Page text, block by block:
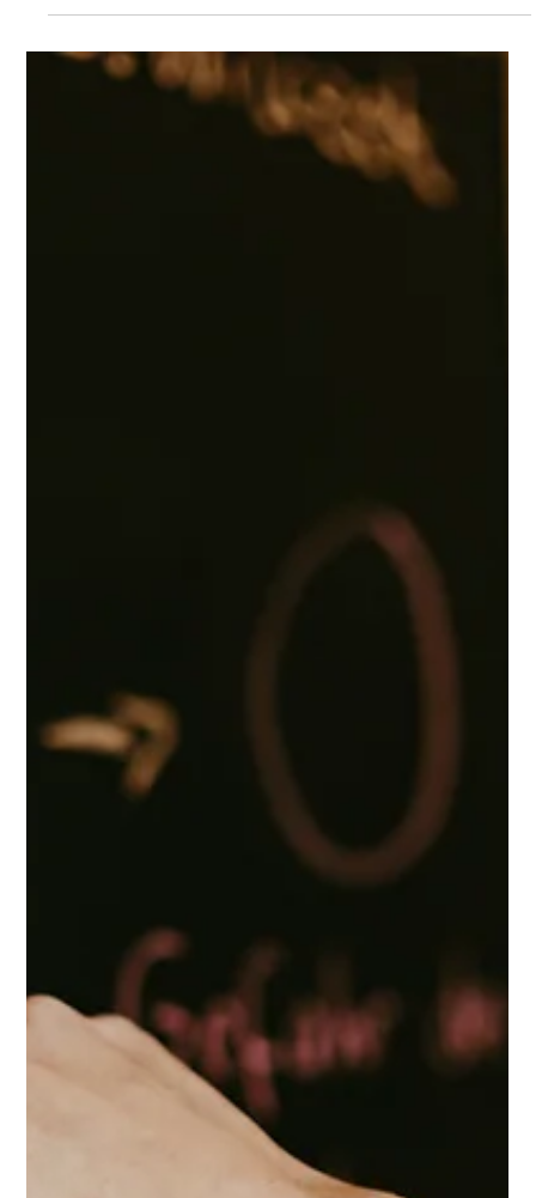
Anspannung und verpassten Chancen eine ADHS-Diagnose .
merkt man schnell : Eigentlich hätte man schon viel früher
Verdachtsdiagnosen stellen , Begleiterkrankungen verhindern
und ganze Leben retten können . Im Vergleich zur